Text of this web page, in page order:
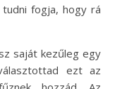
fogja, hogy rá
saját kezűleg egy
ezt az